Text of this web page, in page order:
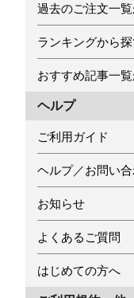
過去のご注文一
ランキングから探
おすすめ記事一
ヘルプ
ご利用ガイド
ヘルプ／お問い
お知らせ
よくあるご質問
はじめての方へ